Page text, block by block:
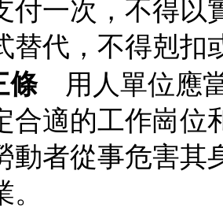
付一次，不得以
替代，不得剋扣
條用人單位應
合適的工作崗位
動者從事危害其